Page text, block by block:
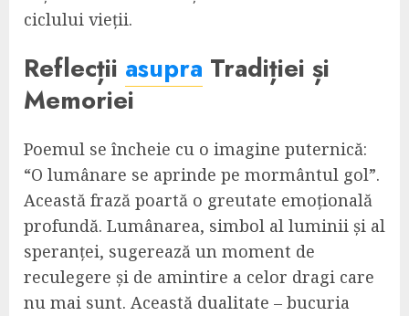
ciclului vieții.
Reflecții asupra Tradiției și
Memoriei
Poemul se încheie cu o imagine puternică:
“O lumânare se aprinde pe mormântul gol”.
Această frază poartă o greutate emoțională
profundă. Lumânarea, simbol al luminii și al
speranței, sugerează un moment de
reculegere și de amintire a celor dragi care
nu mai sunt. Această dualitate – bucuria